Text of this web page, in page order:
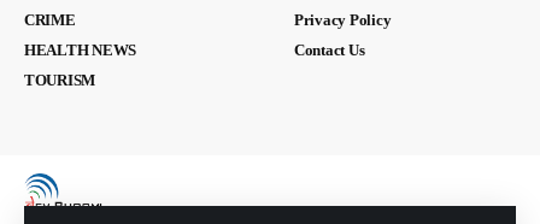
CRIME
HEALTH NEWS
TOURISM
Privacy Policy
Contact Us